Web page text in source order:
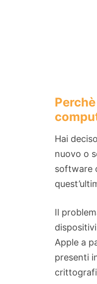
Hai
nuovo o
software
Il
Apple a
presenti